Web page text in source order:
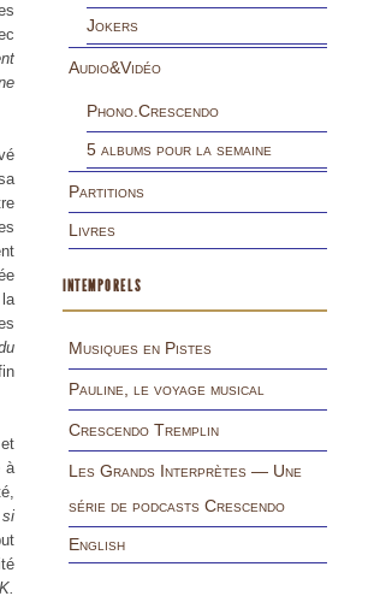
à
si
K.
Jokers
Audio&Vidéo
Phono.Crescendo
5 albums pour la semaine
Partitions
Livres
INTEMPORELS
Musiques en Pistes
Pauline, le voyage musical
Crescendo Tremplin
Les Grands Interprètes — Une
série de podcasts Crescendo
English